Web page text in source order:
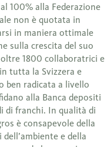
100% alla Federazione
non è quotata in
in maniera ottimale
sulla crescita del suo
1800 collaboratrici e
tutta la Svizzera e
ben radicata a livello
alla Banca depositi
di franchi. In qualità di
è consapevole della
e della